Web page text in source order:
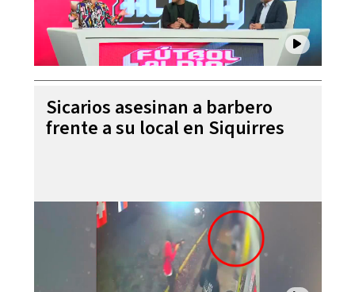
Sicarios asesinan a barbero
frente a su local en Siquirres